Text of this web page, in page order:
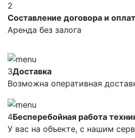
2
Составление договора и
Аренда без залога
3Доставка
Возможна оперативная
4Бесперебойная работа
У вас на объекте, с нашим